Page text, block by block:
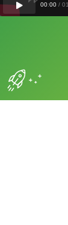
00:00 / 01